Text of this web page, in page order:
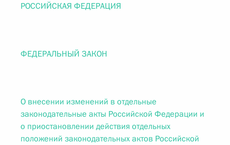
РОССИЙСКАЯ ФЕДЕРАЦИЯ
ФЕДЕРАЛЬНЫЙ ЗАКОН
О внесении изменений в отдельные
законодательные акты Российской Федерации и
о приостановлении действия отдельных
положений законодательных актов Российской